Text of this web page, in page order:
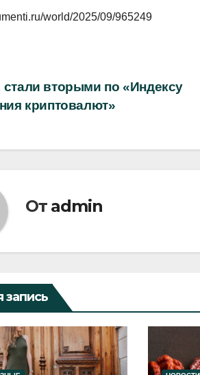
world/2025/09/965249
вторыми по «Индексу
криптовалют»
От admin
запись